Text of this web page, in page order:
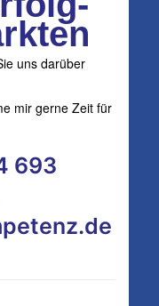
uns dar­über
mir ger­ne Zeit für
693